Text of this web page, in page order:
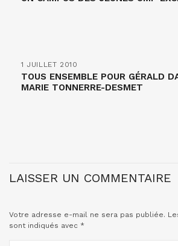
1 JUILLET 2010
TOUS ENSEMBLE POUR GÉRALD
MARIE TONNERRE-DESMET
LAISSER UN COMMENTAIRE
Votre adresse e-mail ne sera pas publiée.
sont indiqués avec *